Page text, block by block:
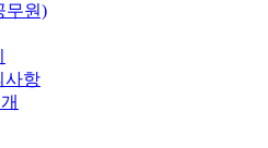
무원)
사항